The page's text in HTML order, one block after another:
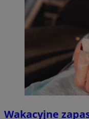
Wakacyjne